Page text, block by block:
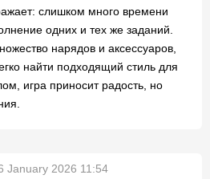
слишком много времени
одних и тех же заданий.
нарядов и аксессуаров,
найти подходящий стиль для
игра приносит радость, но
January 2026 11:54